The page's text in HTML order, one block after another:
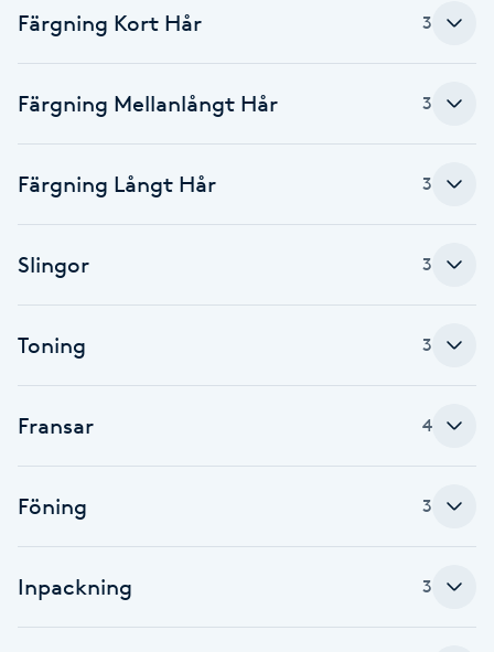
Color correction
D
Dermapen
Diamantslipning
Extensions
Extensions borttagning
F
Färgning Kort Hår 3
Färgning Mellanlångt Hår 3
Färgning Långt Hår 3
Slingor 3
Toning 3
Fransar 4
Föning 3
Inpackning 3